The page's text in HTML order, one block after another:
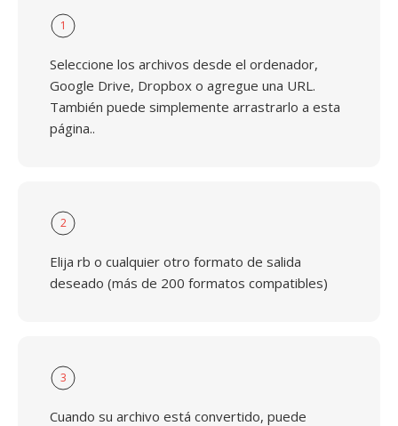
1
Seleccione los archivos desde el ordenador,
Google Drive, Dropbox o agregue una URL.
También puede simplemente arrastrarlo a esta
página..
2
Elija rb o cualquier otro formato de salida
deseado (más de 200 formatos compatibles)
3
Cuando su archivo está convertido, puede